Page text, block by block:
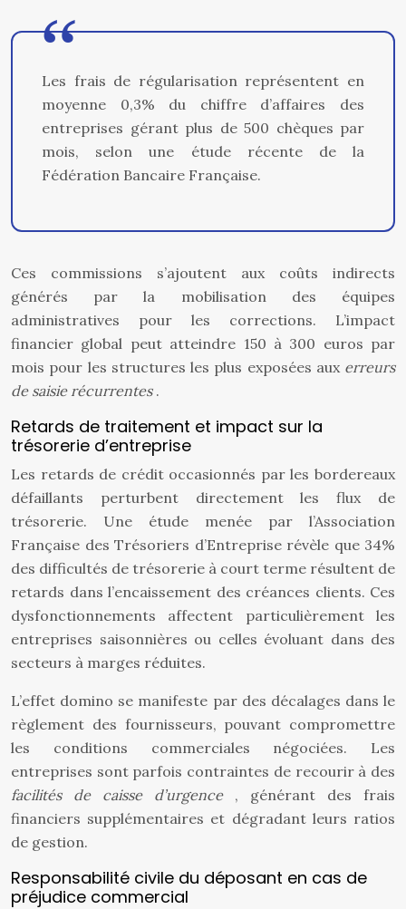
Les frais de régularisation représentent en
moyenne 0,3% du chiffre d’affaires des
entreprises gérant plus de 500 chèques par
mois, selon une étude récente de la
Fédération Bancaire Française.
Ces commissions s’ajoutent aux coûts indirects
générés par la mobilisation des équipes
administratives pour les corrections. L’impact
financier global peut atteindre 150 à 300 euros par
mois pour les structures les plus exposées aux erreurs
de saisie récurrentes .
Retards de traitement et impact sur la
trésorerie d’entreprise
Les retards de crédit occasionnés par les bordereaux
défaillants perturbent directement les flux de
trésorerie. Une étude menée par l’Association
Française des Trésoriers d’Entreprise révèle que 34%
des difficultés de trésorerie à court terme résultent de
retards dans l’encaissement des créances clients. Ces
dysfonctionnements affectent particulièrement les
entreprises saisonnières ou celles évoluant dans des
secteurs à marges réduites.
L’effet domino se manifeste par des décalages dans le
règlement des fournisseurs, pouvant compromettre
les conditions commerciales négociées. Les
entreprises sont parfois contraintes de recourir à des
facilités de caisse d’urgence , générant des frais
financiers supplémentaires et dégradant leurs ratios
de gestion.
Responsabilité civile du déposant en cas de
préjudice commercial